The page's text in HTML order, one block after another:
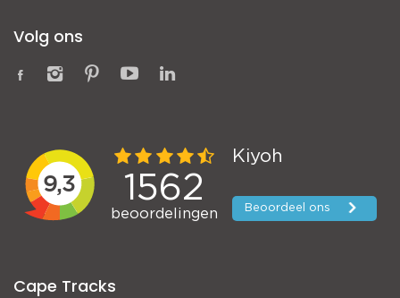
Volg ons
Cape Tracks